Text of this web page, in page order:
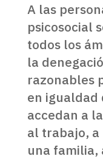
A las
psicosocial
todos los
la
razonables
en igualdad
accedan a
al trabajo,
una familia,